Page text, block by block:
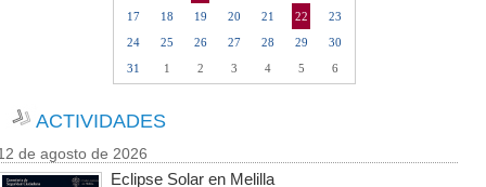
17
18 19 20 21 22
23
24
25 26 27 28 29
30
31
1 2 3 4 5 6
ACTIVIDADES
de agosto de 2026
Eclipse Solar en Melilla